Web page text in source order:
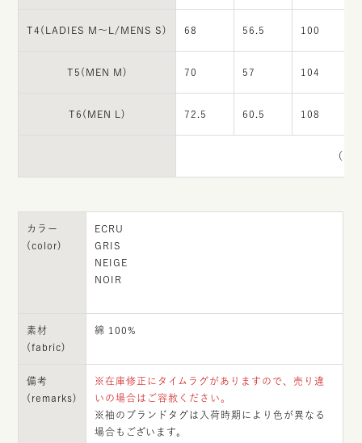
T4(LADIES M～L/MENS S) 68 56.5 100
T5(MEN M) 70 57 104
T6(MEN L) 72.5 60.5 108
（単
カラー
(color)
ECRU
GRIS
NEIGE
NOIR
素材
(fabric)
綿 100%
備考
(remarks)
※在庫修正にタイムラグがありますので、売り違
いの場合はご容赦ください。
※袖のブランドタグは入荷時期により色が異なる
場合もございます。